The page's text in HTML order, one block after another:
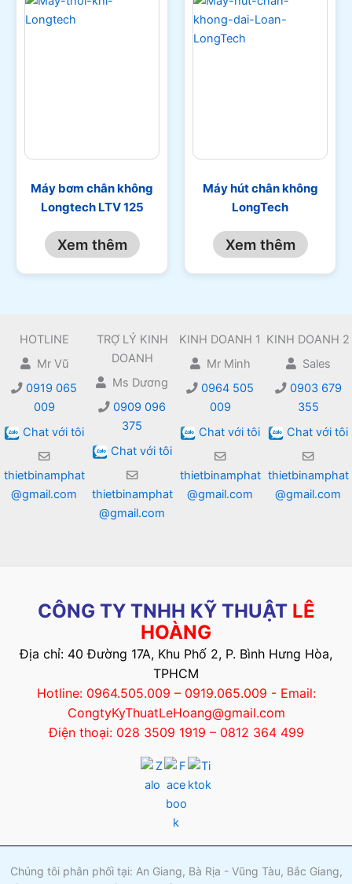
Máy bơm chân không
Longtech LTV 125
Xem thêm
Máy hút chân không
LongTech
Xem thêm
HOTLINE
Mr Vũ
0919 065
009
Chat với tôi
thietbinamphat
@gmail.com
TRỢ LÝ KINH
DOANH
Ms Dương
0909 096
375
Chat với tôi
thietbinamphat
@gmail.com
KINH DOANH 1
Mr Minh
0964 505
009
Chat với tôi
thietbinamphat
@gmail.com
KINH DOANH 2
Sales
0903 679
355
Chat với tôi
thietbinamphat
@gmail.com
CÔNG TY TNHH KỸ THUẬT LÊ
HOÀNG
Địa chỉ: 40 Đường 17A, Khu Phố 2, P. Bình Hưng Hòa,
TPHCM
Hotline: 0964.505.009 – 0919.065.009 - Email:
CongtyKyThuatLeHoang@gmail.com
Điện thoại: 028 3509 1919 – 0812 364 499
Chúng tôi phân phối tại: An Giang, Bà Rịa - Vũng Tàu, Bắc Giang,